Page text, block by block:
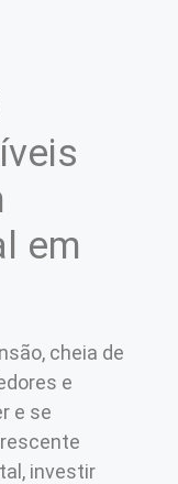
em
cheia de
e
e se
investir